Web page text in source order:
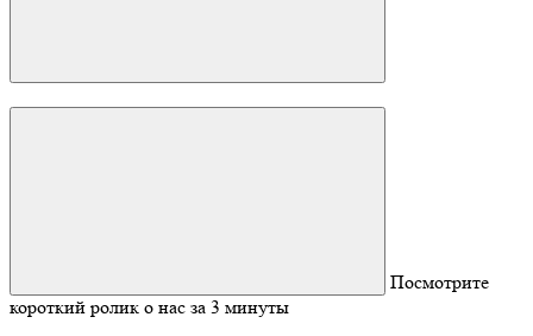
Посмотрите
короткий ролик о нас за 3 минуты